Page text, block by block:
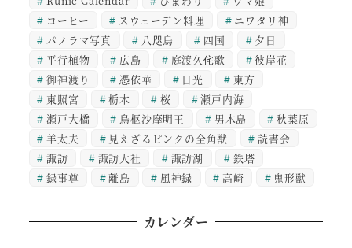
コーヒー
スウェーデン料理
ニワタリ神
パノラマ写真
八咫烏 四国
夕日
平行植物
広島 庭渡久侘歌
彼岸花
御神渡り
憑依華 日光
東方
東照宮
栃木 桜
瀬戸内海
瀬戸大橋
烏枢沙摩明王 男木島
秋葉原
羊太夫
見えざるピンクの全角獣
読書会
諏訪
諏訪大社 諏訪湖
鉄塔
録事尊
離島 風神録 高崎 鬼形獣
カレンダー